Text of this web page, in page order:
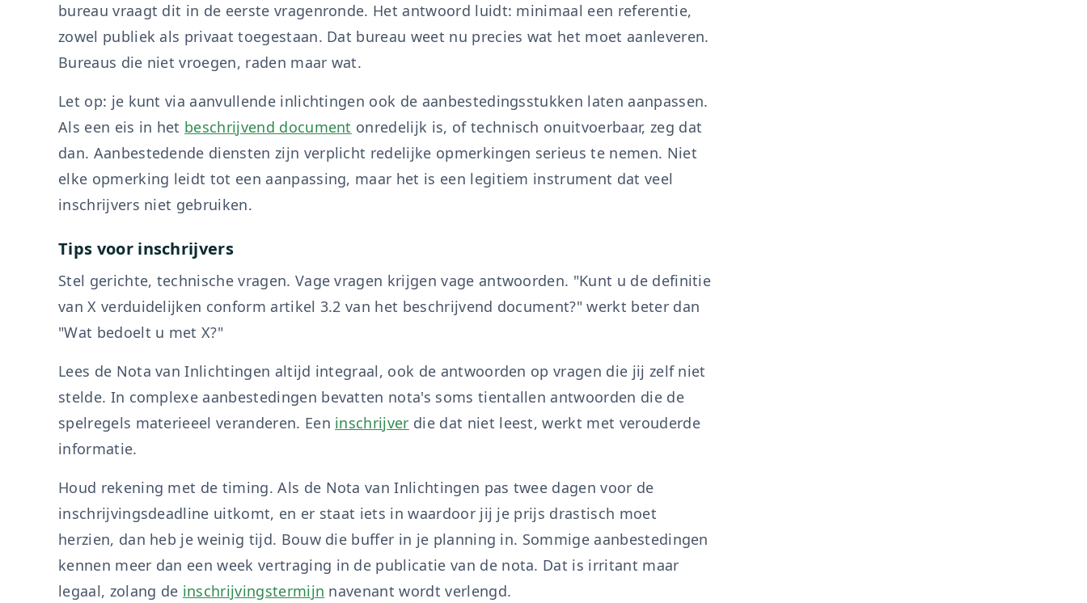
bureau vraagt dit in de eerste vragenronde. Het antwoord luidt: minimaal een referentie,
zowel publiek als privaat toegestaan. Dat bureau weet nu precies wat het moet aanleveren.
Bureaus die niet vroegen, raden maar wat.
Let op: je kunt via aanvullende inlichtingen ook de aanbestedingsstukken laten aanpassen.
Als een eis in het beschrijvend document onredelijk is, of technisch onuitvoerbaar, zeg dat
dan. Aanbestedende diensten zijn verplicht redelijke opmerkingen serieus te nemen. Niet
elke opmerking leidt tot een aanpassing, maar het is een legitiem instrument dat veel
inschrijvers niet gebruiken.
Tips voor inschrijvers
Stel gerichte, technische vragen. Vage vragen krijgen vage antwoorden. "Kunt u de definitie
van X verduidelijken conform artikel 3.2 van het beschrijvend document?" werkt beter dan
"Wat bedoelt u met X?"
Lees de Nota van Inlichtingen altijd integraal, ook de antwoorden op vragen die jij zelf niet
stelde. In complexe aanbestedingen bevatten nota's soms tientallen antwoorden die de
spelregels materieeel veranderen. Een inschrijver die dat niet leest, werkt met verouderde
informatie.
Houd rekening met de timing. Als de Nota van Inlichtingen pas twee dagen voor de
inschrijvingsdeadline uitkomt, en er staat iets in waardoor jij je prijs drastisch moet
herzien, dan heb je weinig tijd. Bouw die buffer in je planning in. Sommige aanbestedingen
kennen meer dan een week vertraging in de publicatie van de nota. Dat is irritant maar
legaal, zolang de inschrijvingstermijn navenant wordt verlengd.